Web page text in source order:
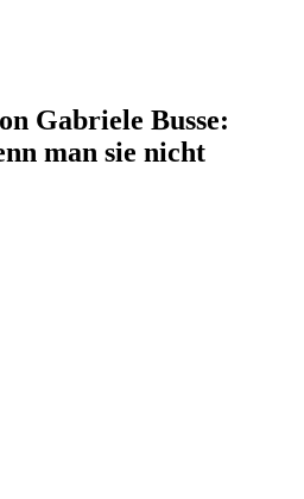
Gabriele Busse:
man sie nicht